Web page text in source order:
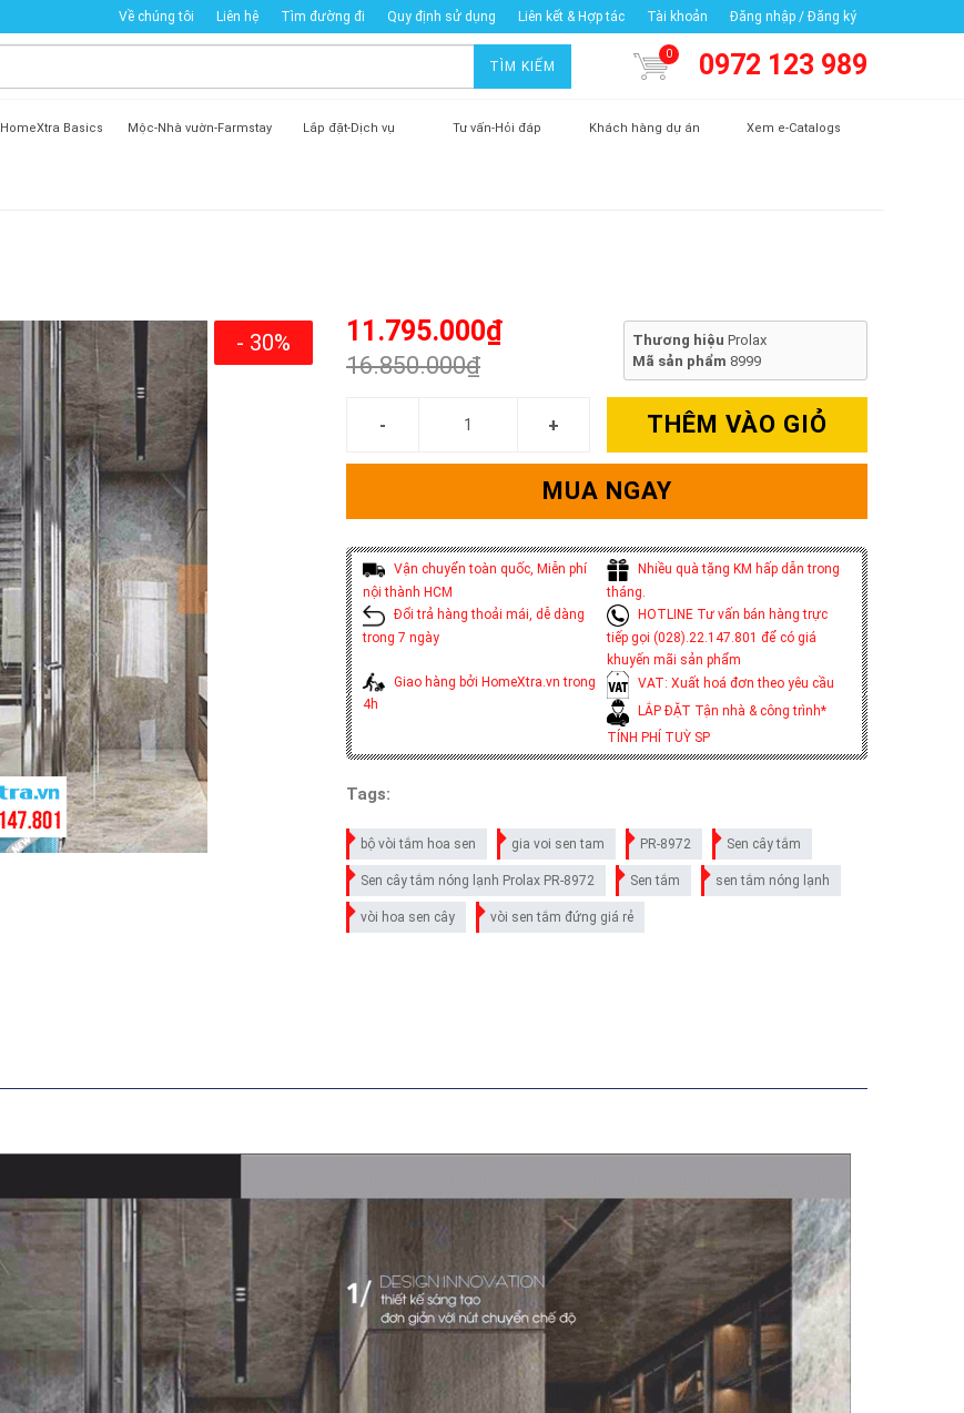
Về chúng tôi Liên hệ Tìm đường đi Quy định sử dụng Liên kết & Hợp tác Tài khoản Đăng nhập / Đăng ký
TÌM KIẾM
0 0972 123 989
HomeXtra Basics Mộc-Nhà vườn-Farmstay Lắp đặt-Dịch vụ Tư vấn-Hỏi đáp Khách hàng dự án Xem e-Catalogs
- 30% 11.795.000₫
16.850.000₫
Thương hiệu Prolax
Mã sản phẩm 8999
THÊM VÀO GIỎ
MUA NGAY
Vận chuyển toàn quốc, Miễn phí
nội thành HCM
Nhiều quà tặng KM hấp dẫn trong
tháng.
Đổi trả hàng thoải mái, dễ dàng
trong 7 ngày
HOTLINE Tư vấn bán hàng trực
tiếp gọi (028).22.147.801 để có giá
khuyến mãi sản phẩm
Giao hàng bởi HomeXtra.vn trong
4h
VAT: Xuất hoá đơn theo yêu cầu
LẮP ĐẶT Tận nhà & công trình*
TÍNH PHÍ TUỲ SP
Tags:
bộ vòi tắm hoa sen gia voi sen tam PR-8972 Sen cây tắm
Sen cây tắm nóng lạnh Prolax PR-8972 Sen tắm sen tắm nóng lạnh
vòi hoa sen cây vòi sen tắm đứng giá rẻ